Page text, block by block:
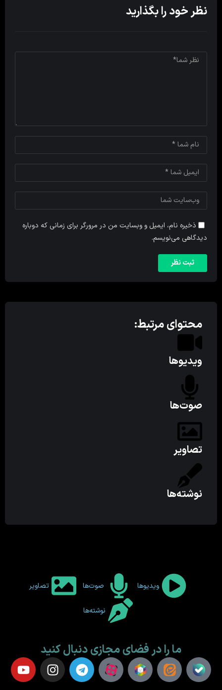
نظر خود را بگذارید
ذخیره نام، ایمیل و وبسایت من در مرورگر برای زمانی که دوباره
دیدگاهی می‌نویسم.
محتوای مرتبط:
ویدیوها
صوت‌ها
تصاویر
نوشته‌ها
ویدیوها صوت‌ها تصاویر
نوشته‌ها
ما را در فضای مجازی دنبال کنید